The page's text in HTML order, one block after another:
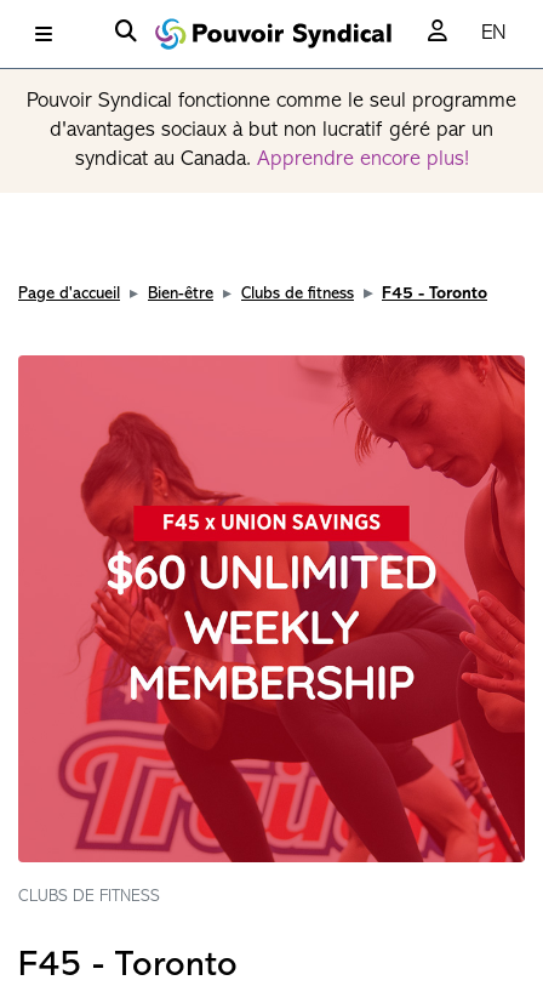
EN
Pouvoir Syndical fonctionne comme le seul programme
d'avantages sociaux à but non lucratif géré par un
syndicat au Canada. Apprendre encore plus!
Page d'accueil Bien-être Clubs de fitness F45 - Toronto
CLUBS DE FITNESS
F45 - Toronto